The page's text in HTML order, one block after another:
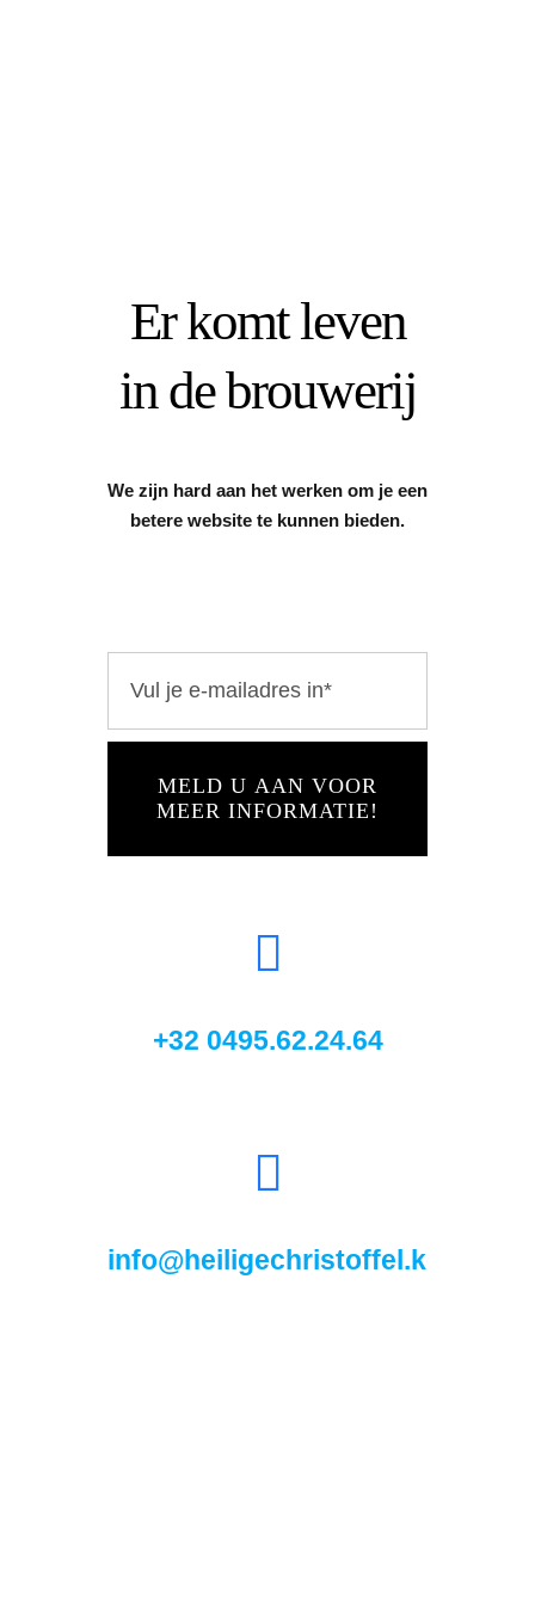
Er komt leven
in de brouwerij
We zijn hard aan het werken om je een
betere website te kunnen bieden.
MELD U AAN VOOR
MEER INFORMATIE!
+32 0495.62.24.64
info@heiligechristoffel.kerkin.be